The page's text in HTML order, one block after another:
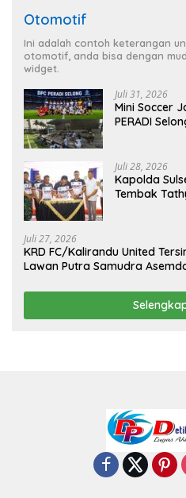
Otomotif
Ini adalah contoh keterangan
otomotif, anda bisa dengan
widget.
Juli 31, 2026
Mini Soccer
PERADI
Juli 28, 2026
Kapolda
Tembak
Juli 27, 2026
KRD FC/Kalirandu United
Lawan Putra Samudra